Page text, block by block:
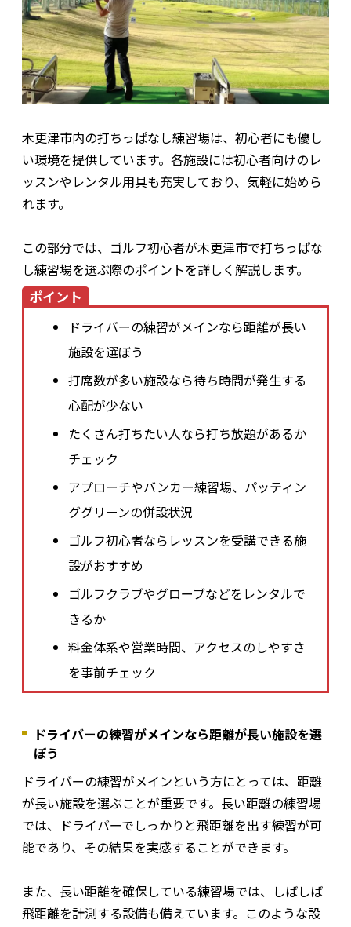
木更津市内の打ちっぱなし練習場は、初心者にも優し
い環境を提供しています。各施設には初心者向けのレ
ッスンやレンタル用具も充実しており、気軽に始めら
れます。
この部分では、ゴルフ初心者が木更津市で打ちっぱな
し練習場を選ぶ際のポイントを詳しく解説します。
ポイント
ドライバーの練習がメインなら距離が長い
施設を選ぼう
打席数が多い施設なら待ち時間が発生する
心配が少ない
たくさん打ちたい人なら打ち放題があるか
チェック
アプローチやバンカー練習場、パッティン
ググリーンの併設状況
ゴルフ初心者ならレッスンを受講できる施
設がおすすめ
ゴルフクラブやグローブなどをレンタルで
きるか
料金体系や営業時間、アクセスのしやすさ
を事前チェック
ドライバーの練習がメインなら距離が長い施設を選
ぼう
ドライバーの練習がメインという方にとっては、距離
が長い施設を選ぶことが重要です。長い距離の練習場
では、ドライバーでしっかりと飛距離を出す練習が可
能であり、その結果を実感することができます。
また、長い距離を確保している練習場では、しばしば
飛距離を計測する設備も備えています。このような設